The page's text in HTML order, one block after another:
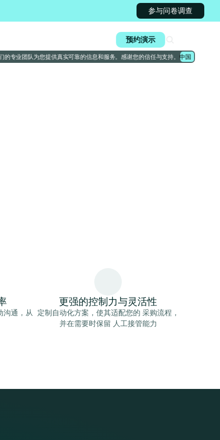
参与问卷调查
沟通，从
更强的控制力与灵活性
定制自动化方案，使其适配您的 采购流程，
并在需要时保留 人工接管能力
专业团队为您提供真实可靠的信息和服务。感谢您的信任与支持。 中国
预约演示